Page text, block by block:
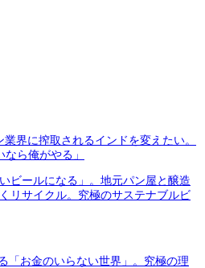
業界に搾取されるインドを変えたい。
ら俺がやる」
ビールになる」。地元パン屋と醸造
リサイクル。究極のサステナブルビ
「お金のいらない世界」。究極の理